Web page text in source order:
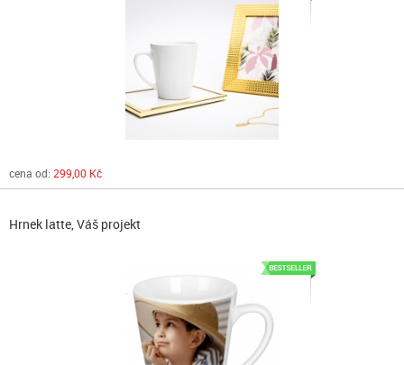
cena od: 299,00 Kč
Hrnek latte, Váš projekt